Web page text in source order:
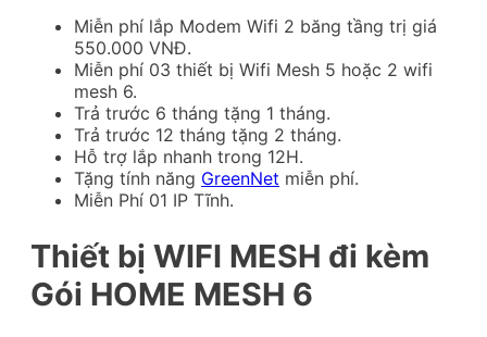
Miễn phí lắp Modem Wifi 2 băng tầng trị giá
550.000 VNĐ.
Miễn phí 03 thiết bị Wifi Mesh 5 hoặc 2 wifi
mesh 6.
Trả trước 6 tháng tặng 1 tháng.
Trả trước 12 tháng tặng 2 tháng.
Hỗ trợ lắp nhanh trong 12H.
Tặng tính năng GreenNet miễn phí.
Miễn Phí 01 IP Tĩnh.
Thiết bị WIFI MESH đi kèm
Gói HOME MESH 6